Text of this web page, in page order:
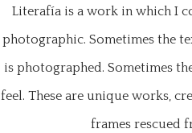
Literafía is a work in which I
photographic. Sometimes the
is photographed. Sometimes
feel. These are unique works,
frames rescued